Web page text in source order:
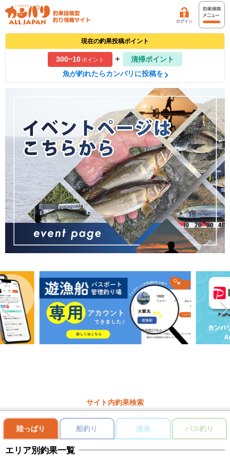
ログイン
現在の釣果投稿ポイント
300~10ポイント +
清掃ポイント
魚が釣れたらカンパリに投稿を
サイト内釣果検索
陸っぱり 船釣り 淡水 バス釣り
エリア別釣果一覧